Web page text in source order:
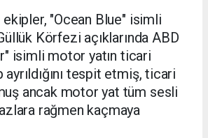
ekipler, "Ocean Blue" isimli
Körfezi açıklarında ABD
isimli motor yatın ticari
ayrıldığını tespit etmiş, ticari
ancak motor yat tüm sesli
rağmen kaçmaya